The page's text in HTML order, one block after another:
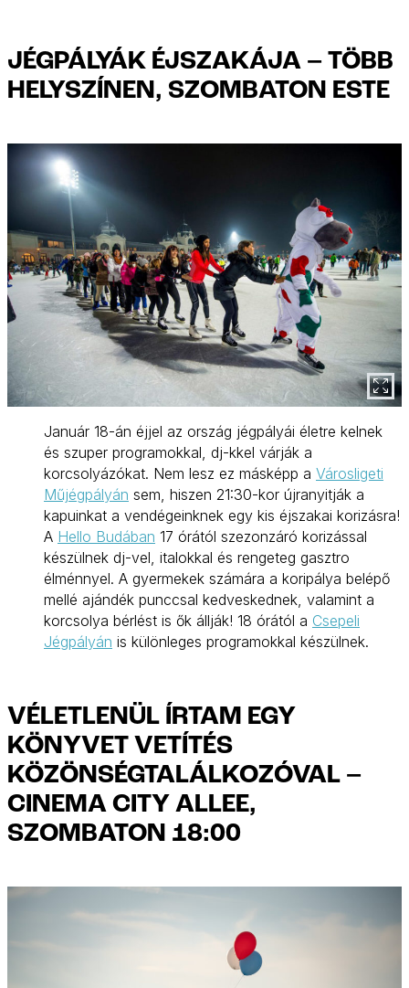
JÉGPÁLYÁK ÉJSZAKÁJA – TÖBB
HELYSZÍNEN, SZOMBATON ESTE
Január 18-án éjjel az ország jégpályái életre kelnek
és szuper programokkal, dj-kkel várják a
korcsolyázókat. Nem lesz ez másképp a Városligeti
Műjégpályán sem, hiszen 21:30-kor újranyitják a
kapuinkat a vendégeinknek egy kis éjszakai korizásra!
A Hello Budában 17 órától szezonzáró korizással
készülnek dj-vel, italokkal és rengeteg gasztro
élménnyel. A gyermekek számára a koripálya belépő
mellé ajándék punccsal kedveskednek, valamint a
korcsolya bérlést is ők állják! 18 órától a Csepeli
Jégpályán is különleges programokkal készülnek.
VÉLETLENÜL ÍRTAM EGY
KÖNYVET VETÍTÉS
KÖZÖNSÉGTALÁLKOZÓVAL –
CINEMA CITY ALLEE,
SZOMBATON 18:00